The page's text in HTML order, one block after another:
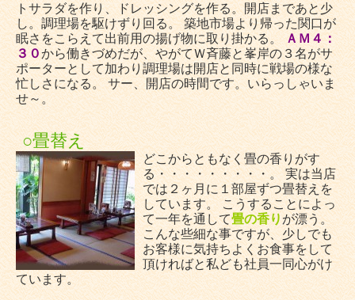
トサラダを作り、ドレッシングを作る。開店まであと少
し。調理場を駆けずり回る。 築地市場より帰った関口が
眠さをこらえて出前用の揚げ物に取り掛かる。 ＡＭ４：
３０から働きづめだが、やがてＷ斉藤と峯岸の３名がサ
ポーターとして加わり調理場は開店と同時に戦場の様な
忙しさになる。 サー、開店の時間です。いらっしゃいま
せ～。
○畳替え
どこからともなく畳の香りがす
る・・・・・・・・・。 実は当店
では２ヶ月に１部屋ずつ畳替えを
しています。 こうすることによっ
て一年を通して畳の香り が漂う。
こんな些細な事ですが、少しでも
お客様に気持ちよくお食事をして
頂ければと私ども社員一同心がけ
ています。